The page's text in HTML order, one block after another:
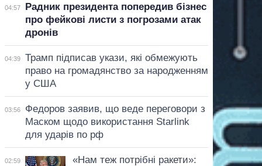
04:57
Радник президента попередив бізнес
про фейкові листи з погрозами атак
дронів
04:39
Трамп підписав укази, які обмежують
право на громадянство за народженням
у США
03:56
Федоров заявив, що веде переговори з
Маском щодо використання Starlink
для ударів по рф
02:59
«Нам теж потрібні ракети»: